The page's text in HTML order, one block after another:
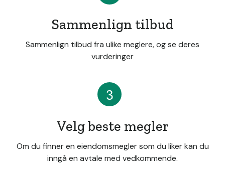
Sammenlign tilbud
Sammenlign tilbud fra ulike meglere, og se deres
vurderinger
3
Velg beste megler
Om du finner en eiendomsmegler som du liker kan du
inngå en avtale med vedkommende.